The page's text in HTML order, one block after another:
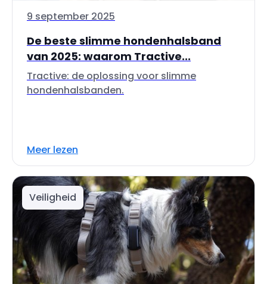
9 september 2025
De beste slimme hondenhalsband
van 2025: waarom Tractive...
Tractive: de oplossing voor slimme
hondenhalsbanden.
Meer lezen
Veiligheid